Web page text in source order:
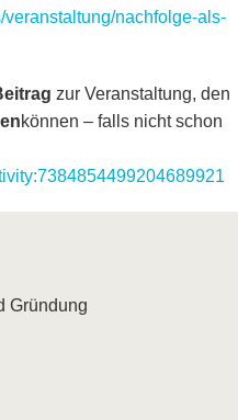
nachfolge-als-
zur Veranstaltung, den
können – falls nicht schon
Gründung